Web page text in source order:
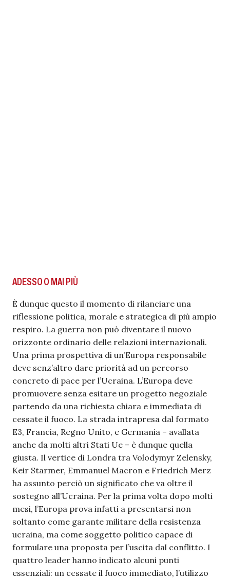
ADESSO O MAI PIÙ
È dunque questo il momento di rilanciare una
riflessione politica, morale e strategica di più ampio
respiro. La guerra non può diventare il nuovo
orizzonte ordinario delle relazioni internazionali.
Una prima prospettiva di un’Europa responsabile
deve senz’altro dare priorità ad un percorso
concreto di pace per l’Ucraina. L’Europa deve
promuovere senza esitare un progetto negoziale
partendo da una richiesta chiara e immediata di
cessate il fuoco. La strada intrapresa dal formato
E3, Francia, Regno Unito, e Germania – avallata
anche da molti altri Stati Ue – è dunque quella
giusta. Il vertice di Londra tra Volodymyr Zelensky,
Keir Starmer, Emmanuel Macron e Friedrich Merz
ha assunto perciò un significato che va oltre il
sostegno all’Ucraina. Per la prima volta dopo molti
mesi, l’Europa prova infatti a presentarsi non
soltanto come garante militare della resistenza
ucraina, ma come soggetto politico capace di
formulare una proposta per l’uscita dal conflitto. I
quattro leader hanno indicato alcuni punti
essenziali: un cessate il fuoco immediato, l’utilizzo